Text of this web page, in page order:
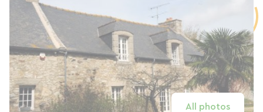
All photos